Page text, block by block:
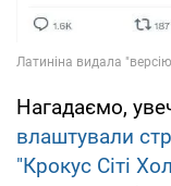
Нагадаємо,
влаштували
"Крокус Сіті